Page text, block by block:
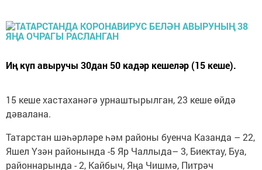
Иң күп авыручы 30дан 50 кадәр кешеләр (15 кеше).
15 кеше хастаханәгә урнаштырылган, 23 кеше өйдә
дәвалана.
Татарстан шәһәрләре һәм районы буенча Казанда – 22,
Яшел Үзән районында -5 Яр Чаллыда– 3, Биектау, Буа,
районнарында - 2, Кайбыч, Яңа Чишмә, Питрәч